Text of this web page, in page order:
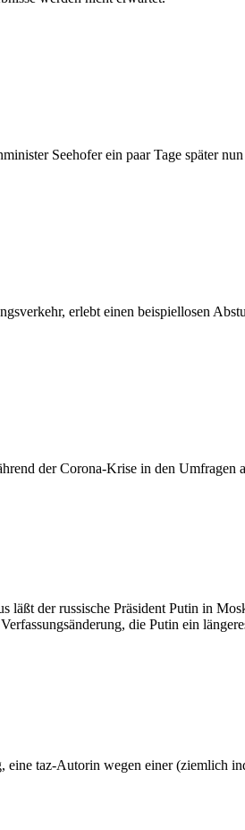
Seehofer ein paar Tage später
erlebt einen beispiellosen
der Corona-Krise in den Umfragen
der russische Präsident Putin in
die Putin ein
taz-Autorin wegen einer (ziemlich